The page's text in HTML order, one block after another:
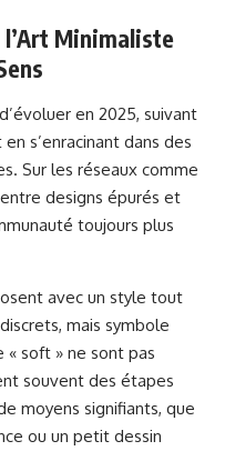
l’Art Minimaliste
en 2025, suivant
s’enracinant dans des
Sur les réseaux comme
designs épurés et
toujours plus
avec un style tout
mais symbole
« soft » ne sont pas
souvent des étapes
moyens signifiants, que
ou un petit dessin